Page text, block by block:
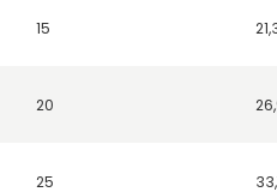
15
20
25